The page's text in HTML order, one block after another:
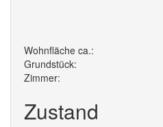
Wohnfläche ca.:
Grundstück:
Zimmer:
Zustand